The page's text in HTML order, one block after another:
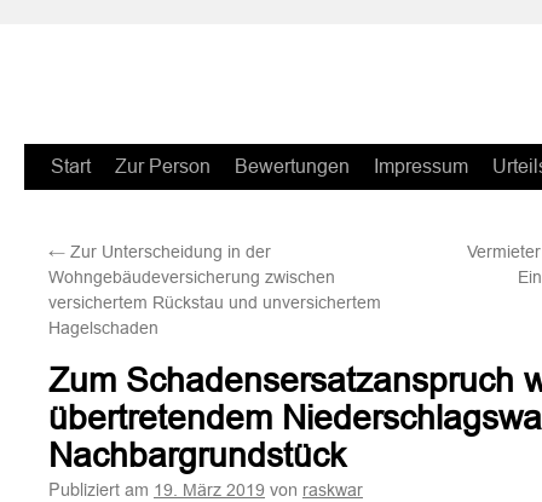
Zum
springen
Start Zur Person Bewertungen Impressum
← Zur Unterscheidung in der
Wohngebäudeversicherung zwischen
versichertem Rückstau und unversichertem
Hagelschaden
Zum Schadensersatzanspruch
übertretendem
Nachbargrundstück
Publiziert am 19. März 2019 von raskwar